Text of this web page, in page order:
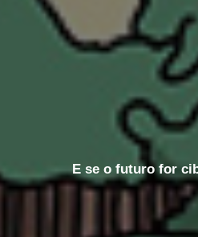
E se o futuro for